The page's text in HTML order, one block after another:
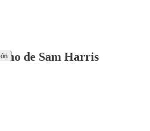
de Sam Harris